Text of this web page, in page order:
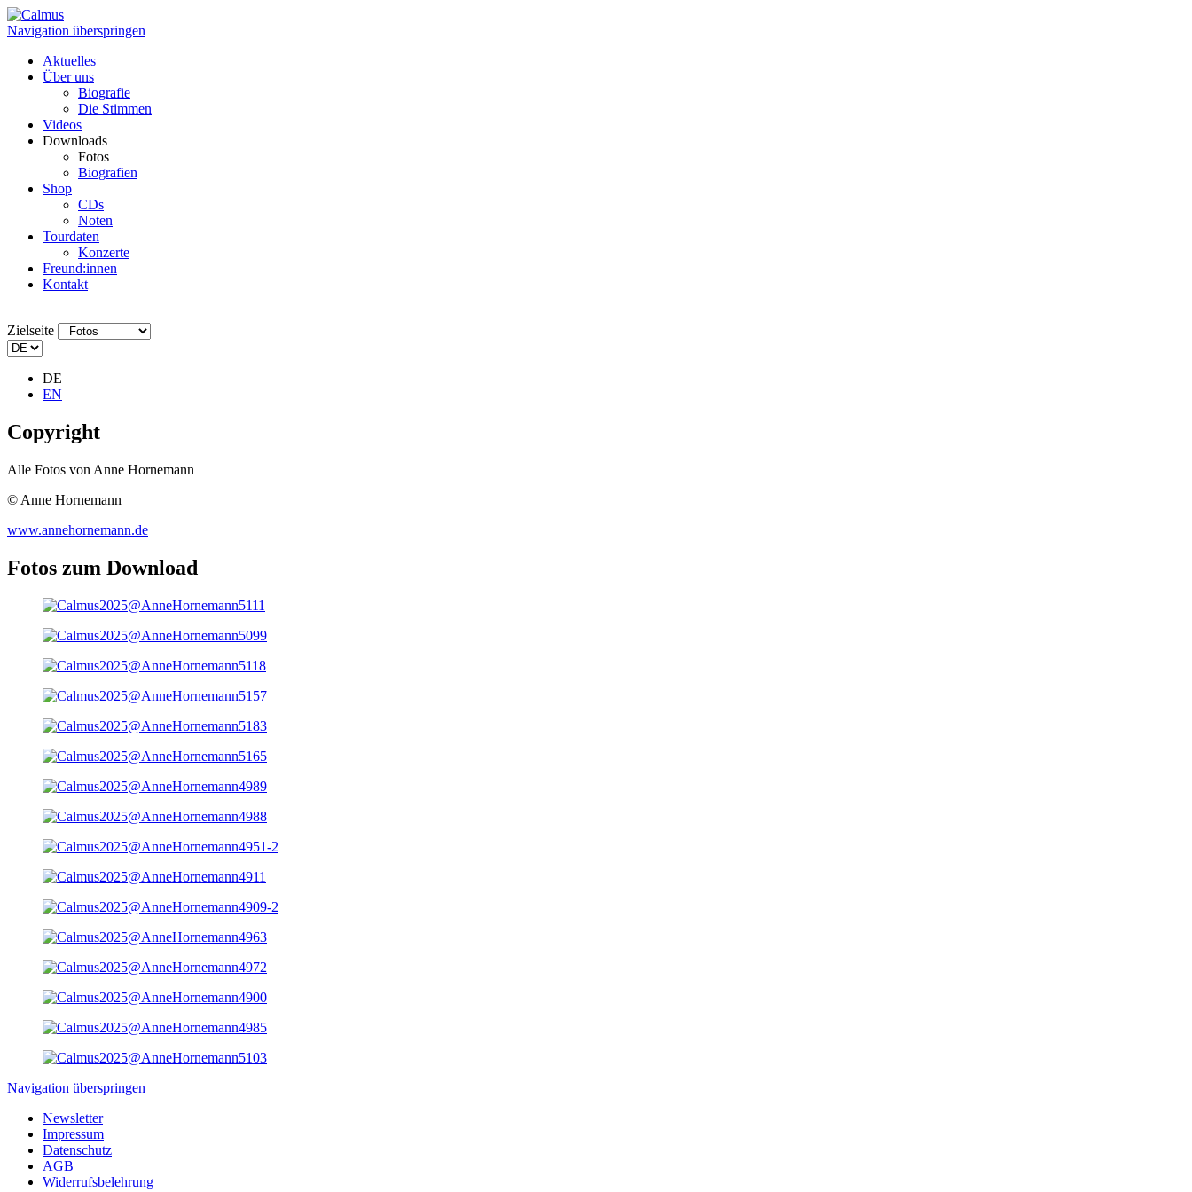
Navigation überspringen
Aktuelles
Über uns
Biografie
Die Stimmen
Videos
Downloads
Fotos
Biografien
Shop
CDs
Noten
Tourdaten
Konzerte
Freund:innen
Kontakt
Zielseite
DE
EN
Copyright
Alle Fotos von Anne Hornemann
© Anne Hornemann
www.annehornemann.de
Fotos zum Download
Navigation überspringen
Newsletter
Impressum
Datenschutz
AGB
Widerrufsbelehrung